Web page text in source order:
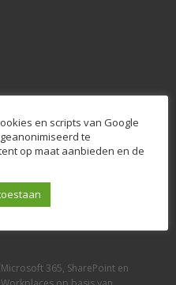
365, SharePoint en
en scripts van Google
te
op maat aanbieden en de